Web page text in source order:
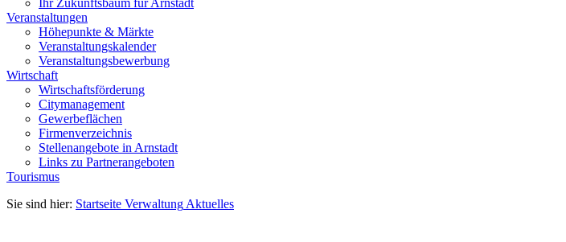
Ihr Zukunftsbaum für Arnstadt
Veranstaltungen
Höhepunkte & Märkte
Veranstaltungskalender
Veranstaltungsbewerbung
Wirtschaft
Wirtschaftsförderung
Citymanagement
Gewerbeflächen
Firmenverzeichnis
Stellenangebote in Arnstadt
Links zu Partnerangeboten
Tourismus
Sie sind hier: Startseite Verwaltung Aktuelles